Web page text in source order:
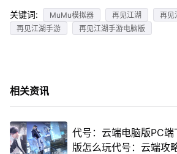
关键词: MuMu模拟器 再见江湖
再见
再见江湖手游
再见江湖手游电脑版
相关资讯
代号：云端电脑版PC
版怎么玩代号：云端攻